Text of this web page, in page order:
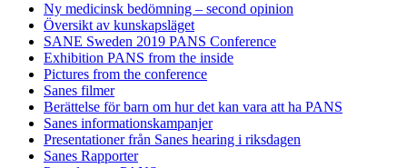
Ny medicinsk bedömning – second opinion
Översikt av kunskapsläget
SANE Sweden 2019 PANS Conference
Exhibition PANS from the inside
Pictures from the conference
Sanes filmer
Berättelse för barn om hur det kan vara att ha PANS
Sanes informationskampanjer
Presentationer från Sanes hearing i riksdagen
Sanes Rapporter